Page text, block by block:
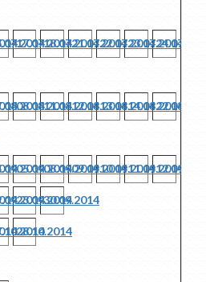
17.07.201418.07.201421.07.201422.07.201423.07.2014
08.08.201411.08.201412.08.201413.08.201414.08.2014
05.09.201408.09.201409.09.201410.09.201411.09.2014
23.09.201430.09.2014
28.10.2014